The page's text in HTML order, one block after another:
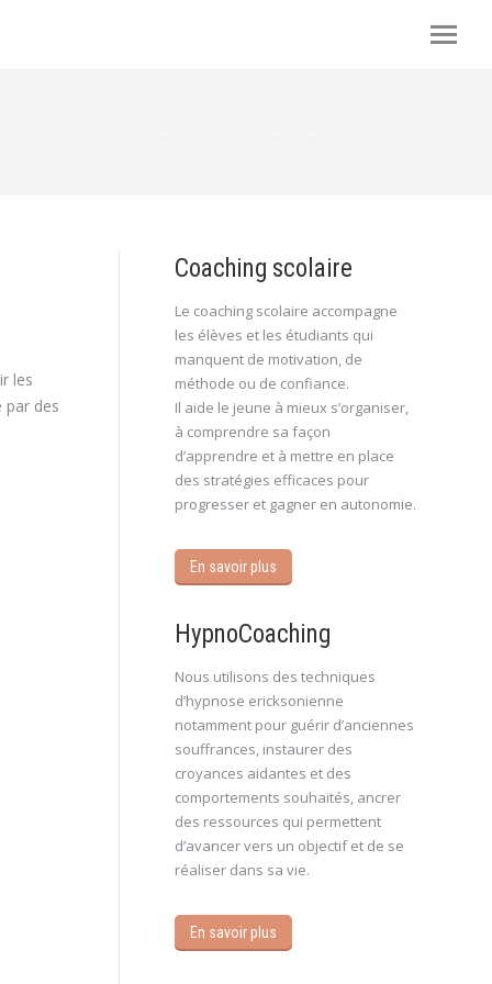
les
par des
Coaching scolaire
Le coaching scolaire accompagne
les élèves et les étudiants qui
manquent de motivation, de
méthode ou de confiance.
Il aide le jeune à mieux s’organiser,
à comprendre sa façon
d’apprendre et à mettre en place
des stratégies efficaces pour
progresser et gagner en autonomie.
En savoir plus
HypnoCoaching
Nous utilisons des techniques
d’hypnose ericksonienne
notamment pour guérir d’anciennes
souffrances, instaurer des
croyances aidantes et des
comportements souhaités, ancrer
des ressources qui permettent
d’avancer vers un objectif et de se
réaliser dans sa vie.
En savoir plus